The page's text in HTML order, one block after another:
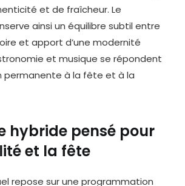
et de fraîcheur. Le
ainsi un équilibre subtil entre
et apport d’une modernité
et musique se répondent
permanente à la fête et à la
hybride pensé pour
et la fête
repose sur une programmation